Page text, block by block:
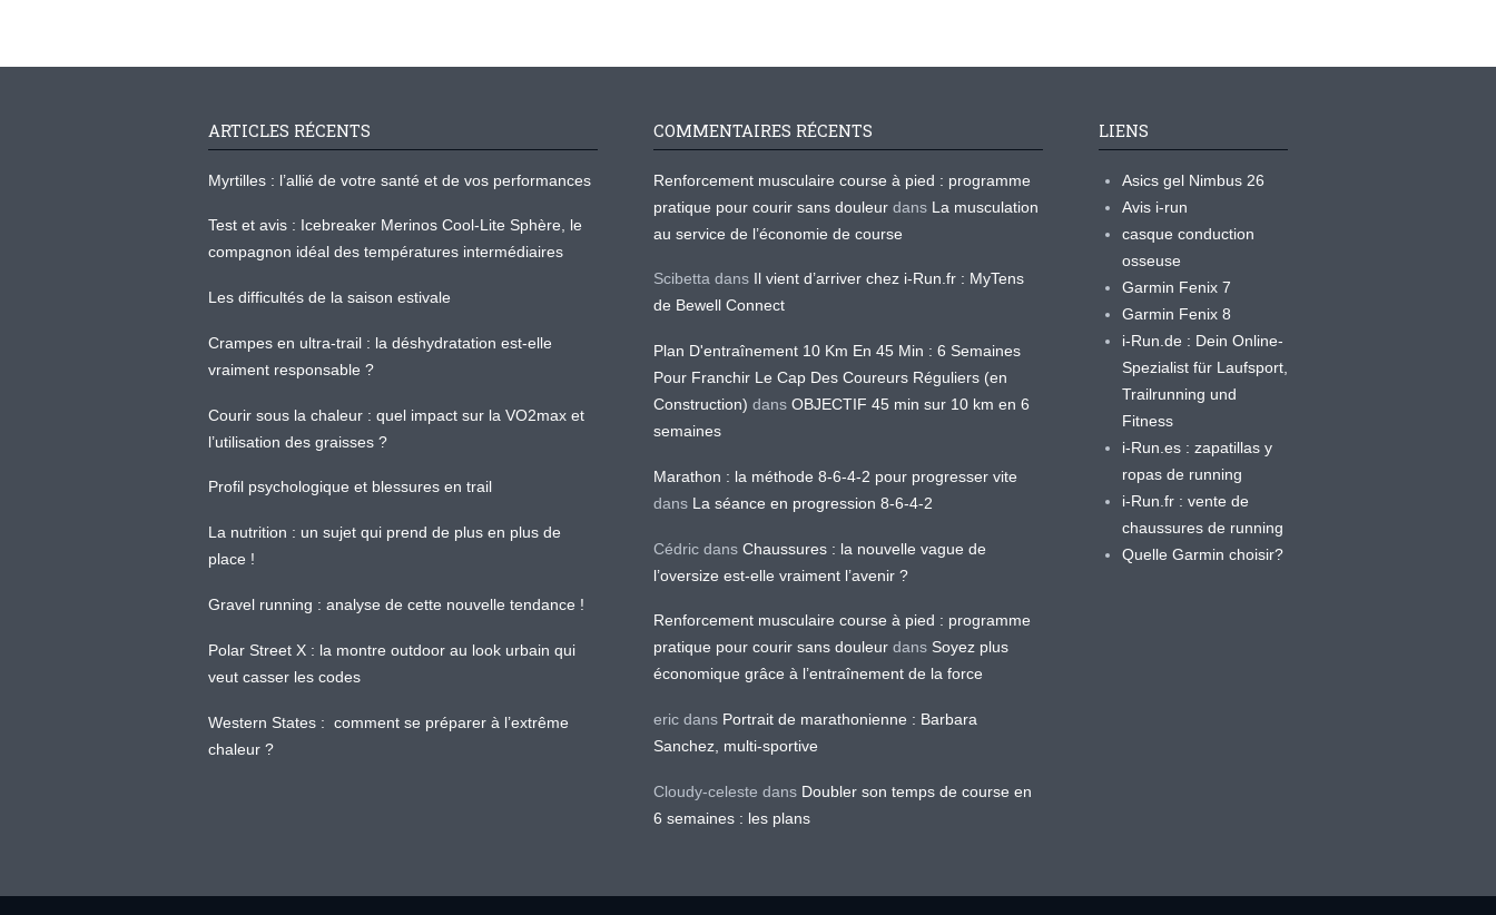
ARTICLES RÉCENTS
Myrtilles : l’allié de votre santé et de vos performances
Test et avis : Icebreaker Merinos Cool-Lite Sphère, le
compagnon idéal des températures intermédiaires
Les difficultés de la saison estivale
Crampes en ultra-trail : la déshydratation est-elle
vraiment responsable ?
Courir sous la chaleur : quel impact sur la VO2max et
l’utilisation des graisses ?
Profil psychologique et blessures en trail
La nutrition : un sujet qui prend de plus en plus de
place !
Gravel running : analyse de cette nouvelle tendance !
Polar Street X : la montre outdoor au look urbain qui
veut casser les codes
Western States : comment se préparer à l’extrême
chaleur ?
COMMENTAIRES RÉCENTS
Renforcement musculaire course à pied : programme
pratique pour courir sans douleur dans La musculation
au service de l’économie de course
Scibetta dans Il vient d’arriver chez i-Run.fr : MyTens
de Bewell Connect
Plan D'entraînement 10 Km En 45 Min : 6 Semaines
Pour Franchir Le Cap Des Coureurs Réguliers (en
Construction) dans OBJECTIF 45 min sur 10 km en 6
semaines
Marathon : la méthode 8-6-4-2 pour progresser vite
dans La séance en progression 8-6-4-2
Cédric dans Chaussures : la nouvelle vague de
l’oversize est-elle vraiment l’avenir ?
Renforcement musculaire course à pied : programme
pratique pour courir sans douleur dans Soyez plus
économique grâce à l’entraînement de la force
eric dans Portrait de marathonienne : Barbara
Sanchez, multi-sportive
Cloudy-celeste dans Doubler son temps de course en
6 semaines : les plans
LIENS
Asics gel Nimbus 26
Avis i-run
casque conduction
osseuse
Garmin Fenix 7
Garmin Fenix 8
i-Run.de : Dein Online-
Spezialist für Laufsport,
Trailrunning und
Fitness
i-Run.es : zapatillas y
ropas de running
i-Run.fr : vente de
chaussures de running
Quelle Garmin choisir?